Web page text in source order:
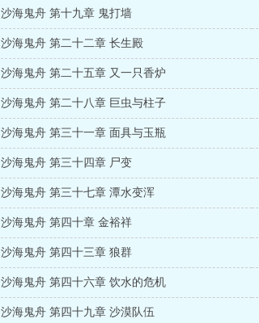
沙海鬼舟 第十九章 鬼打墙
沙海鬼舟 第二十二章 长生殿
沙海鬼舟 第二十五章 又一只香炉
沙海鬼舟 第二十八章 巨虫与柱子
沙海鬼舟 第三十一章 面具与玉瓶
沙海鬼舟 第三十四章 尸变
沙海鬼舟 第三十七章 潭水变浑
沙海鬼舟 第四十章 金裕祥
沙海鬼舟 第四十三章 狼群
沙海鬼舟 第四十六章 饮水的危机
沙海鬼舟 第四十九章 沙漠队伍